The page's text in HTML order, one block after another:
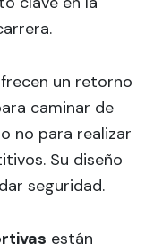
un retorno
caminar de
no para realizar
Su diseño
seguridad.
están